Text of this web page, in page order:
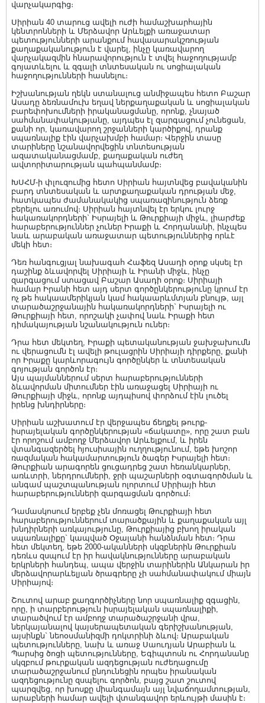
վարչակարգից։
Սիրիան 40 տարուց ավելի ուժի համաշխարհային
կենտրոնների և Մերձավոր Արևելքի առաջատար
պետությունների արանքում հավասարակշռության
քաղաքականություն է վարել, ինչը կառավարող
վարչակազմին հնարավորություն է տվել հաջողությամբ
գոյատևելու և զգալի տնտեսական ու սոցիալական
հաջողությունների հասնելու։
Իշխանության ղեկն ստանալուց անմիջապես հետո Բաշար
Ասադը ձեռնամուխ եղավ ներքաղաքական և սոցիալական
բարեփոխումների իրականացմանը, որոնք, չնայած
սահմանափակությանը, այդպես էլ զարգացում չունեցան,
քանի որ, կառավարող շրջանների կարծիքով, դրանք
սպառնալիք էին վարչախմբի համար։ Վերջին տասը
տարիները նշանավորվեցին տնտեսության
ազատականացմամբ, քաղաքական ուժեղ
ավտորիտարության պահպանմամբ։
ԽՍՀՄ-ի փլուզումից հետո Սիրիան հայտնվեց բավականին
բարդ տնտեսական և արտքաղաքական դրության մեջ,
հատկապես ժամանակակից սպառազինություն ձեռք
բերելու առումով։ Սիրիան հայտնվել էր երկու լուրջ
հակառակորդների` Իսրայելի և Թուրքիայի միջև, լիարժեք
հարաբերություններ չուներ Իրաքի և Հորդանանի, ինչպես
նաև արաբական առաջատար պետություններից որևէ
մեկի հետ։
Դեռ հանգուցյալ նախագահ Հաֆեզ Ասադի օրոք սկսել էր
դաշինք ձևավորվել Սիրիայի և Իրանի միջև, ինչը
զարգացում ստացավ Բաշար Ասադի օրոք։ Սիրիայի
համար Իրանի հետ այդ սերտ գործընկերությունը կրում էր
ոչ թե հակաամերիկյան կամ հակաարևմտյան բնույթ, այլ
տարածաշրջանային հակառակորդների` Իսրայելի ու
Թուրքիայի հետ, որոշակի չափով նաև Իրաքի հետ
դիմակայության նշանակություն ուներ։
Դրա հետ մեկտեղ, Իրաքի պետականության ջախջախումն
ու վերացումն էլ ավելի թուլացրին Սիրիայի դիրքերը, քանի
որ Իրաքը կարևորագույն գործընկեր և տնտեսական
գոյության գործոն էր։
Այս պայմաններում սերտ հարաբերությունների
ձևավորման միտումներ էին առաջացել Սիրիայի ու
Թուրքիայի միջև, որոնք այդպիսով փորձում էին լուծել
իրենց խնդիրները։
Սիրիան աշխատում էր վերջապես ճեղքել թուրք-
իսրայելական գործընկերության «ճակատը», որը շատ բան
էր որոշում ամբողջ Մերձավոր Արևելքում, և իրեն
վտանգազերծել հյուսիսային ուղղությունում, եթե խոշոր
ռազմական հակամարտություն ծագեր Իսրայելի հետ։
Թուրքիան արագորեն ցուցադրեց շատ հեռանկարներ,
առևտրի, ներդրումների, ջրի պաշարների օգտագործման և
անգամ պաշտպանության ոլորտում Սիրիայի հետ
հարաբերությունների զարգացման գործում։
Դամասկոսում երբեք չեն մոռացել Թուրքիայի հետ
հարաբերություններում տարածքային և քաղաքական այլ
խնդիրների առկայությունը, Թուրքիայից բխող իրական
սպառնալիքը` կապված Օջալանի հանձնման հետ։ Դրա
հետ մեկտեղ, եթե 2000-ականների սկզբներին Թուրքիան
դեռևս զսպում էր իր հավակնությունները արաբական
երկրների հանդեպ, ապա վերջին տարիներին Անկարան իր
մերձավորարևելյան ծրագրերը չի սահմանափակում միայն
Սիրիայով։
Շուտով արաբ քաղգործիչները նոր սպառնալիք զգացին,
որը, ի տարբերություն իսրայելական սպառնալիքի,
տարածվում էր ամբողջ տարածաշրջանի վրա,
ներկայանալով կայսերապետական գերիշխանության,
այսինքն` նեոօսմանիզմի դոկտրինի ձևով։ Արաբական
պետությունները, նախ և առաջ Սաուդյան Արաբիան և
Պարսից ծոցի պետությունները, Եգիպտոսն ու Հորդանանը
սկզբում թուրքական ազդեցության ուժեղացումը
տարածաշրջանում ընդունեցին որպես իրանական
ազդեցությունը զսպելու գործոն, բայց շատ շուտով
պարզվեց, որ խոսքը միանգամայն այլ նվաճողամտության,
արաբների համար ավելի վտանգավոր երևույթի մասին է։